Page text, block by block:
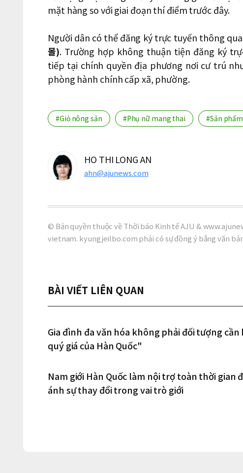
mặt hàng so với giai đoạn thí điểm trước đây.
Người dân có thể đăng ký trực tuyến thông
몰). Trường hợp không thuận tiện đăng ký
tiếp tại chính quyền địa phương nơi cư trú
phòng hành chính cấp xã, phường.
#Giỏ nông sản #Phụ nữ mang thai #Sản
HO THI LONG AN
ahn@ajunews.com
© Bản quyền thuộc về Thời báo Kinh tế AJU &
vietnam. kyungjeilbo.com phải có sự đồng ý bằng văn
BÀI VIẾT LIÊN QUAN
Gia đình đa văn hóa không phải đối tượng
quý giá của Hàn Quốc"
Nam giới Hàn Quốc làm nội trợ toàn thời gian
ánh sự thay đổi trong vai trò giới